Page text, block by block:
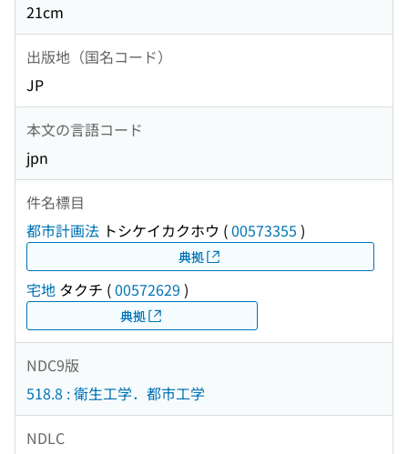
21cm
出版地（国名コード）
JP
本文の言語コード
jpn
件名標目
都市計画法 トシケイカクホウ (00573355 )
典拠
宅地 タクチ (00572629 )
典拠
NDC9版
518.8 : 衛生工学．都市工学
NDLC